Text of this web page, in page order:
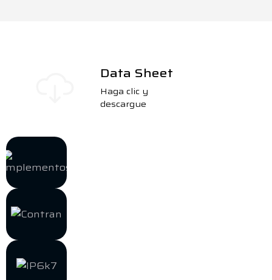
Data Sheet
Haga clic y
descargue